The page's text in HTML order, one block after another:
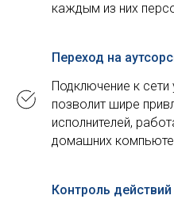
каждым из них
Переход на
Подключение к
позволит шире
исполнителей,
домашних
Контроль